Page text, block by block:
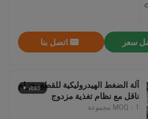
يموت آلة قطع
الذراع آلة القطع
سعر اتصل بنا
آلة الضغط الهيدروليكية للقطع بحزام
ناقل مع نظام تغذية مزدوج
MOQ：1 مجموعة